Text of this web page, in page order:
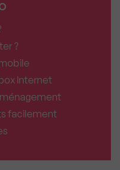
?
Internet
facilement